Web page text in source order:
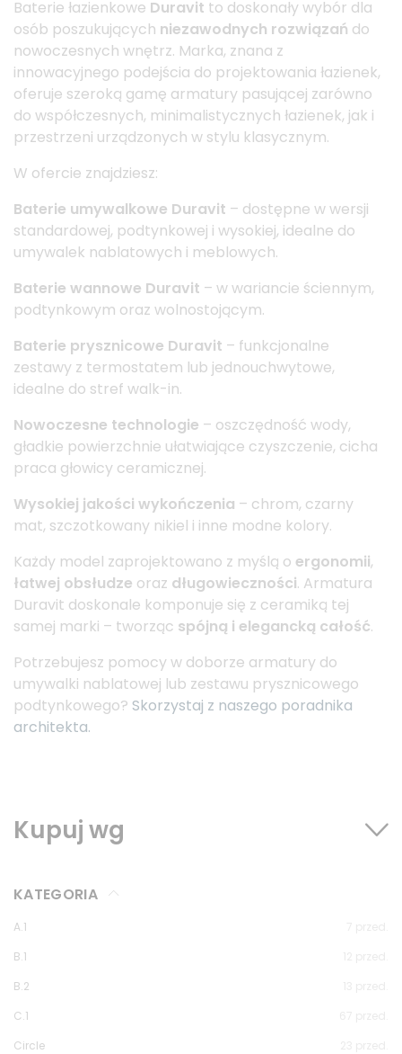
Baterie łazienkowe Duravit to doskonały wybór dla
osób poszukujących niezawodnych rozwiązań do
nowoczesnych wnętrz. Marka, znana z
innowacyjnego podejścia do projektowania łazienek,
oferuje szeroką gamę armatury pasującej zarówno
do współczesnych, minimalistycznych łazienek, jak i
przestrzeni urządzonych w stylu klasycznym.
W ofercie znajdziesz:
Baterie umywalkowe Duravit – dostępne w wersji
standardowej, podtynkowej i wysokiej, idealne do
umywalek nablatowych i meblowych.
Baterie wannowe Duravit – w wariancie ściennym,
podtynkowym oraz wolnostojącym.
Baterie prysznicowe Duravit – funkcjonalne
zestawy z termostatem lub jednouchwytowe,
idealne do stref walk-in.
Nowoczesne technologie – oszczędność wody,
gładkie powierzchnie ułatwiające czyszczenie, cicha
praca głowicy ceramicznej.
Wysokiej jakości wykończenia – chrom, czarny
mat, szczotkowany nikiel i inne modne kolory.
Każdy model zaprojektowano z myślą o ergonomii,
łatwej obsłudze oraz długowieczności. Armatura
Duravit doskonale komponuje się z ceramiką tej
samej marki – tworząc spójną i elegancką całość.
Potrzebujesz pomocy w doborze armatury do
umywalki nablatowej lub zestawu prysznicowego
podtynkowego? Skorzystaj z naszego poradnika
architekta.
Kupuj wg
KATEGORIA
A.1
B.1
B.2
C.1
Circle